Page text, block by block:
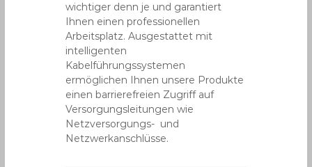
wichtiger denn je und garantiert
Ihnen einen professionellen
Arbeitsplatz. Ausgestattet mit
intelligenten
Kabelführungssystemen
ermöglichen Ihnen unsere Produkte
einen barrierefreien Zugriff auf
Versorgungsleitungen wie
Netzversorgungs- und
Netzwerkanschlüsse.